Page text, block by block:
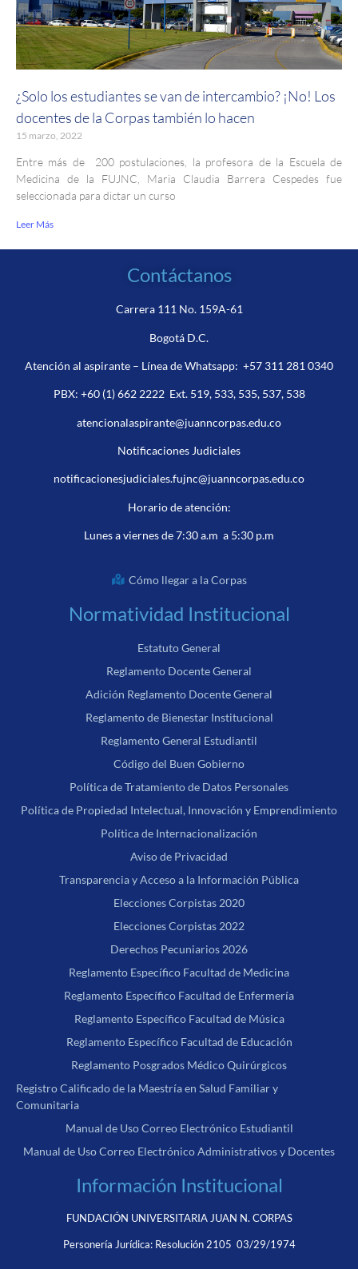
¿Solo los estudiantes se van de intercambio? ¡No! Los
docentes de la Corpas también lo hacen
15 marzo, 2022
Entre más de 200 postulaciones, la profesora de la Escuela de
Medicina de la FUJNC, Maria Claudia Barrera Cespedes fue
seleccionada para dictar un curso
Leer Más
Contáctanos
Carrera 111 No. 159A-61
Bogotá D.C.
Atención al aspirante – Línea de Whatsapp: +57 311 281 0340
PBX: +60 (1) 662 2222Ext. 519, 533, 535, 537, 538
atencionalaspirante@juanncorpas.edu.co
Notificaciones Judiciales
notificacionesjudiciales.fujnc@juanncorpas.edu.co
Horario de atención:
Lunes a viernes de 7:30 a.m a 5:30 p.m
Cómo llegar a la Corpas
Normatividad Institucional
Estatuto General
Reglamento Docente General
Adición Reglamento Docente General
Reglamento de Bienestar Institucional
Reglamento General Estudiantil
Código del Buen Gobierno
Política de Tratamiento de Datos Personales
Política de Propiedad Intelectual, Innovación y Emprendimiento
Política de Internacionalización
Aviso de Privacidad
Transparencia y Acceso a la Información Pública
Elecciones Corpistas 2020
Elecciones Corpistas 2022
Derechos Pecuniarios 2026
Reglamento Específico Facultad de Medicina
Reglamento Específico Facultad de Enfermería
Reglamento Específico Facultad de Música
Reglamento Específico Facultad de Educación
Reglamento Posgrados Médico Quirúrgicos
Registro Calificado de la Maestría en Salud Familiar y
Comunitaria
Manual de Uso Correo Electrónico Estudiantil
Manual de Uso Correo Electrónico Administrativos y Docentes
Información Institucional
FUNDACIÓN UNIVERSITARIA JUAN N. CORPAS
Personería Jurídica: Resolución 2105 03/29/1974